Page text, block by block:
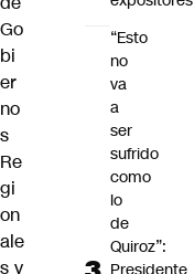
Go
bi
er
no
s
Re
gi
on
ale
s y
“Esto
no
va
a
ser
sufrido
como
lo
de
Quiroz”:
Presidente